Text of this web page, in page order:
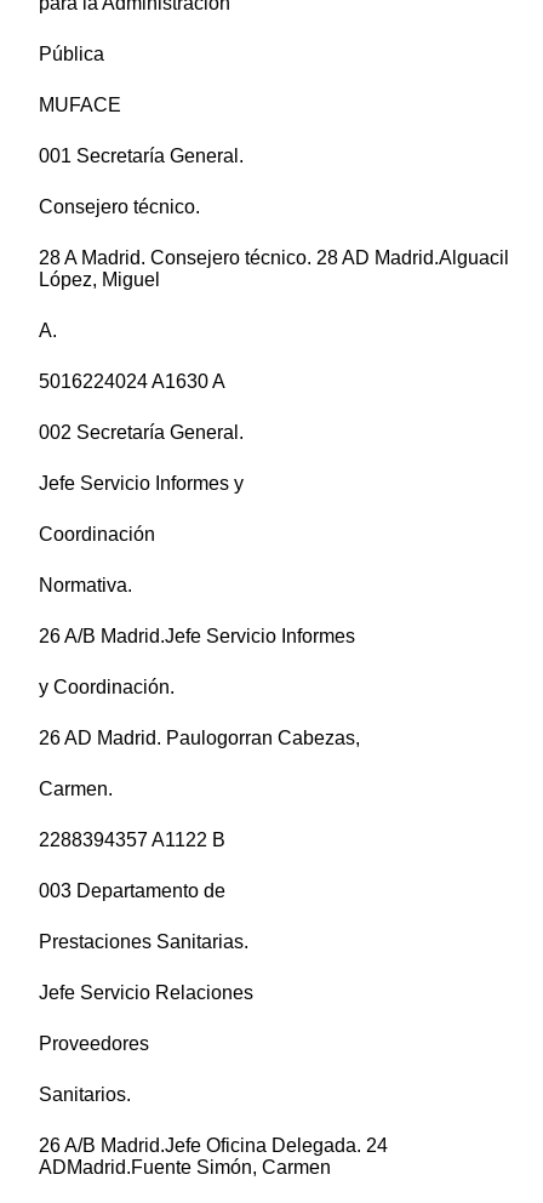
Pública
MUFACE
001 Secretaría General.
Consejero técnico.
28 A Madrid. Consejero técnico. 28 AD Madrid.Alguacil
López, Miguel
A.
5016224024 A1630 A
002 Secretaría General.
Jefe Servicio Informes y
Coordinación
Normativa.
26 A/B Madrid.Jefe Servicio Informes
y Coordinación.
26 AD Madrid. Paulogorran Cabezas,
Carmen.
2288394357 A1122 B
003 Departamento de
Prestaciones Sanitarias.
Jefe Servicio Relaciones
Proveedores
Sanitarios.
26 A/B Madrid.Jefe Oficina Delegada. 24
ADMadrid.Fuente Simón, Carmen